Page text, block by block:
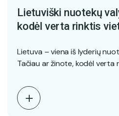
Lietuviški nuotekų
kodėl verta rinktis
Lietuva – viena iš lyderių
Tačiau ar žinote, kodėl verta